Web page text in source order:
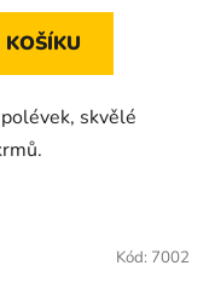
skvělé
Kód: 7002